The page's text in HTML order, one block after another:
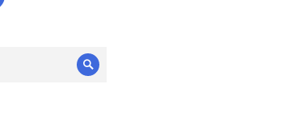
Zoeken